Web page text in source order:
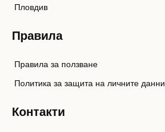
Пловдив
Правила
Правила за ползване
Политика за защита на личните данни
Контакти